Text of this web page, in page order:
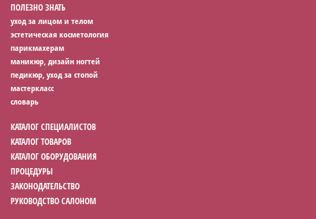
ПОЛЕЗНО ЗНАТЬ
уход за лицом и телом
эстетическая косметология
парикмахерам
маникюр, дизайн ногтей
педикюр, уход за стопой
мастеркласс
словарь
КАТАЛОГ СПЕЦИАЛИСТОВ
КАТАЛОГ ТОВАРОВ
КАТАЛОГ ОБОРУДОВАНИЯ
ПРОЦЕДУРЫ
ЗАКОНОДАТЕЛЬСТВО
РУКОВОДСТВО САЛОНОМ